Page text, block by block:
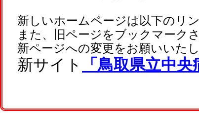
新しいホームページは以下のリ
また、旧ページをブックマーク
新ページへの変更をお願いいたし
新サイト 「鳥取県立中央